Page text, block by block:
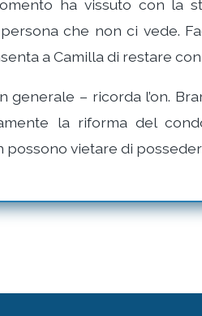
ha vissuto con la
che non ci vede.
a Camilla di restare
generale – ricorda l’on.
la riforma del
vietare di